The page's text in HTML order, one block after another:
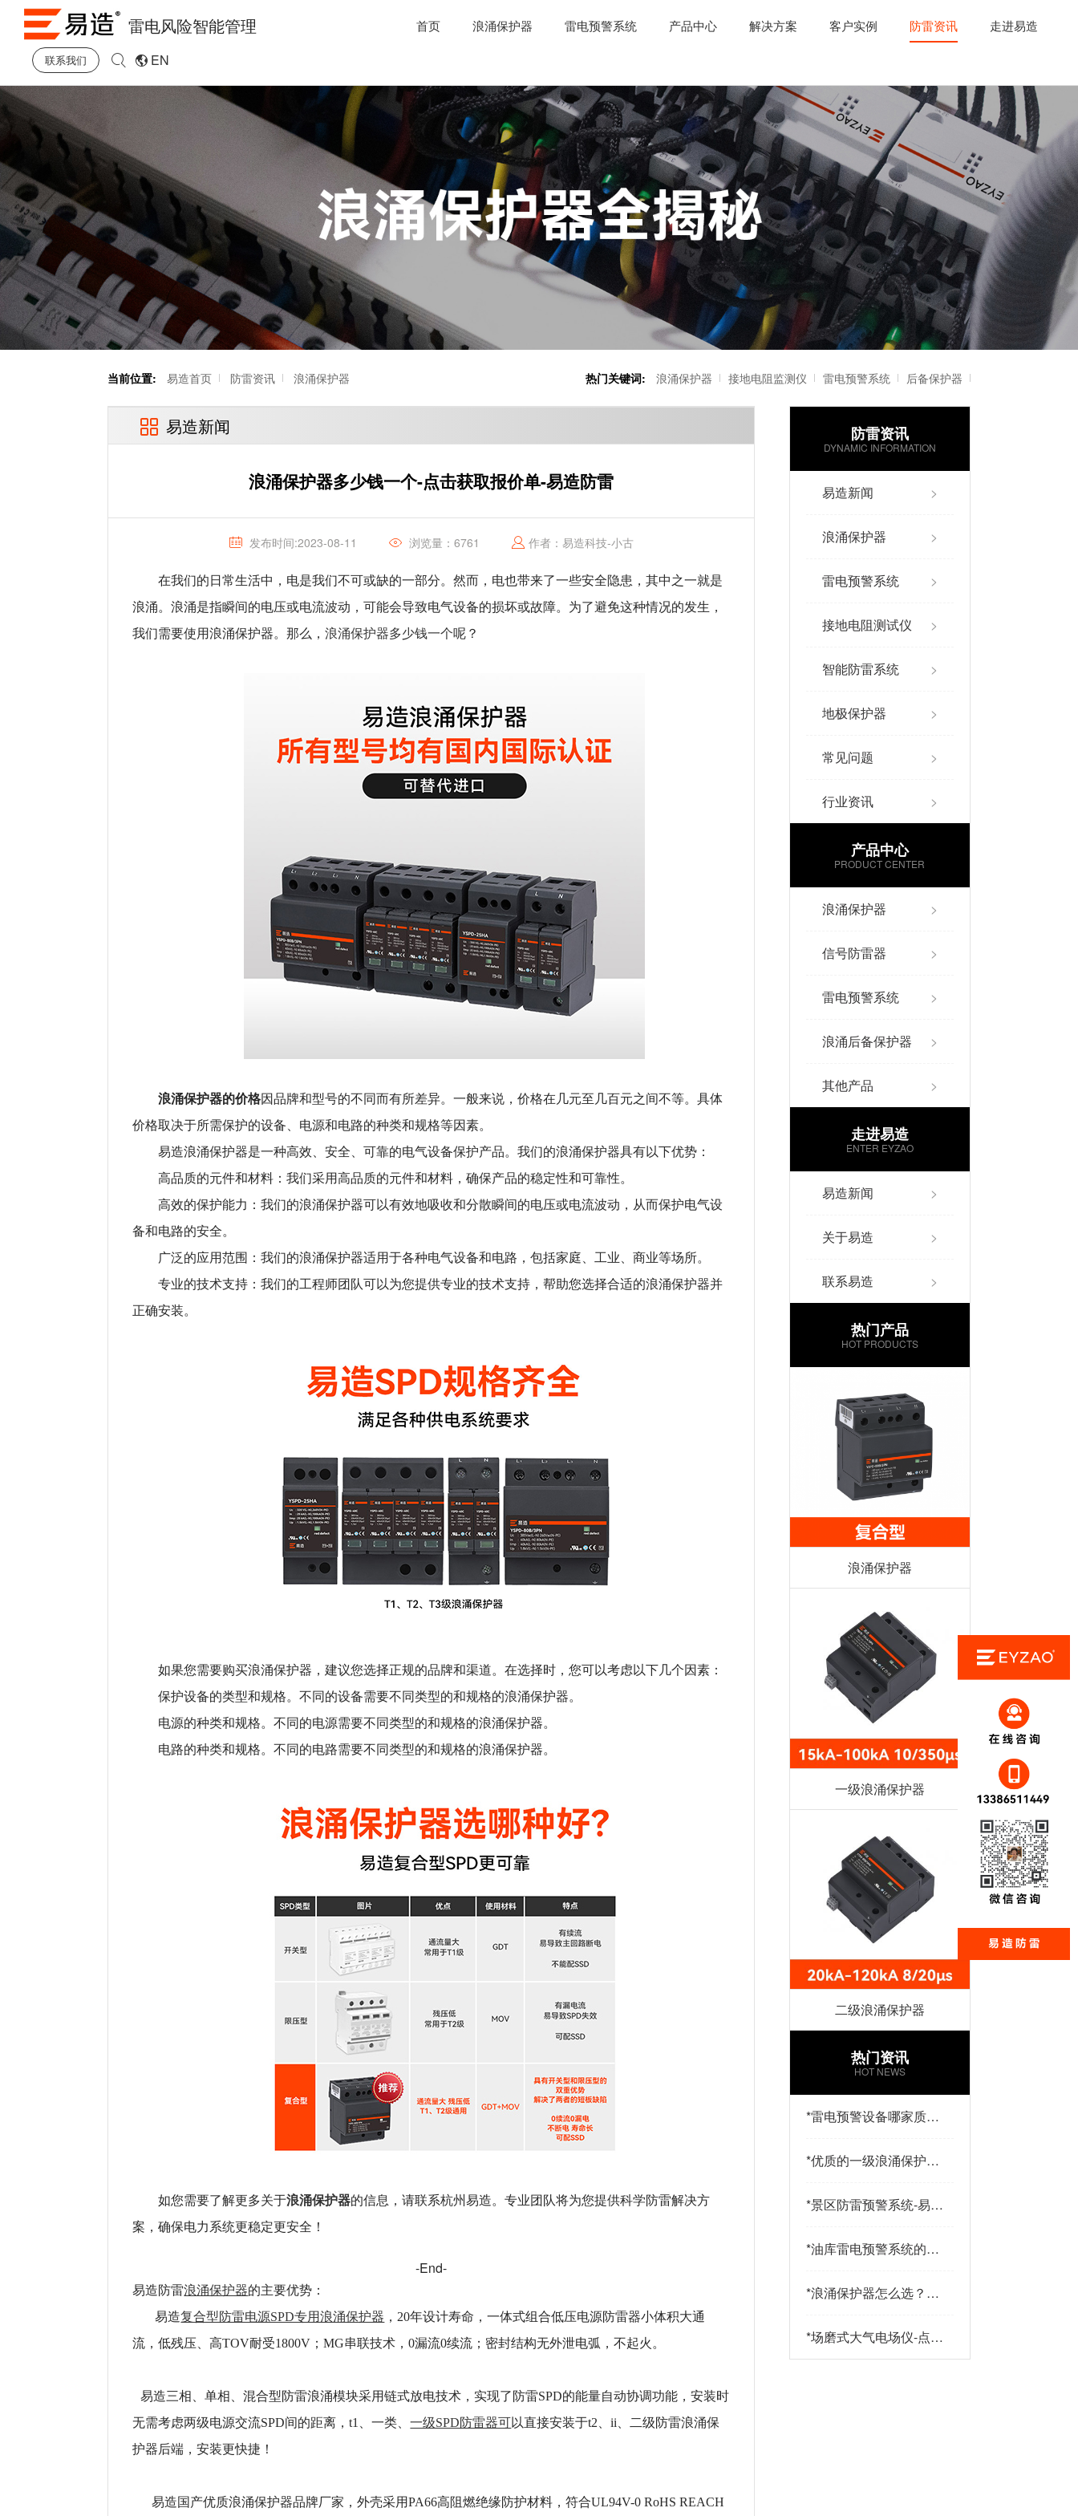
雷电风险智能管理 首页 浪涌保护器 雷电预警系统 产品中心 解决方案 客户实例 防雷资讯 走进易造
联系我们 EN
当前位置: 易造首页 防雷资讯 浪涌保护器 热门关键词: 浪涌保护器 接地电阻监测仪 雷电预警系统 后备保护器
雷电记录仪 智能防雷系统
易造新闻
浪涌保护器多少钱一个-点击获取报价单-易造防雷
发布时间:2023-08-11 浏览量：6761 作者：易造科技-小古
在我们的日常生活中，电是我们不可或缺的一部分。然而，电也带来了一些安全隐患，其中之一就是
浪涌。浪涌是指瞬间的电压或电流波动，可能会导致电气设备的损坏或故障。为了避免这种情况的发生，
我们需要使用浪涌保护器。那么，浪涌保护器多少钱一个呢？
浪涌保护器的价格因品牌和型号的不同而有所差异。一般来说，价格在几元至几百元之间不等。具体
价格取决于所需保护的设备、电源和电路的种类和规格等因素。
易造浪涌保护器是一种高效、安全、可靠的电气设备保护产品。我们的浪涌保护器具有以下优势：
高品质的元件和材料：我们采用高品质的元件和材料，确保产品的稳定性和可靠性。
高效的保护能力：我们的浪涌保护器可以有效地吸收和分散瞬间的电压或电流波动，从而保护电气设
备和电路的安全。
广泛的应用范围：我们的浪涌保护器适用于各种电气设备和电路，包括家庭、工业、商业等场所。
专业的技术支持：我们的工程师团队可以为您提供专业的技术支持，帮助您选择合适的浪涌保护器并
正确安装。
如果您需要购买浪涌保护器，建议您选择正规的品牌和渠道。在选择时，您可以考虑以下几个因素：
保护设备的类型和规格。不同的设备需要不同类型的和规格的浪涌保护器。
电源的种类和规格。不同的电源需要不同类型的和规格的浪涌保护器。
电路的种类和规格。不同的电路需要不同类型的和规格的浪涌保护器。
如您需要了解更多关于浪涌保护器的信息，请联系杭州易造。专业团队将为您提供科学防雷解决方
案，确保电力系统更稳定更安全！
-End-
易造防雷浪涌保护器的主要优势：
易造复合型防雷电源SPD专用浪涌保护器 ，20年设计寿命，一体式组合低压电源防雷器小体积大通
流，低残压、高TOV耐受1800V；MG串联技术，0漏流0续流；密封结构无外泄电弧，不起火。
易造三相、单相、混合型防雷浪涌模块采用链式放电技术，实现了防雷SPD的能量自动协调功能，安装时
无需考虑两级电源交流SPD间的距离，t1、一类、一级SPD防雷器可以直接安装于t2、ii、二级防雷浪涌保
护器后端，安装更快捷！
易造国产优质浪涌保护器品牌厂家，外壳采用PA66高阻燃绝缘防护材料，符合UL94V-0 RoHS REACH
防雷资讯
DYNAMIC INFORMATION
易造新闻 >
浪涌保护器 >
雷电预警系统 >
接地电阻测试仪 >
智能防雷系统 >
地极保护器 >
常见问题 >
行业资讯 >
产品中心
PRODUCT CENTER
浪涌保护器 >
信号防雷器 >
雷电预警系统 >
浪涌后备保护器 >
其他产品 >
走进易造
ENTER EYZAO
易造新闻 >
关于易造 >
联系易造 >
热门产品
HOT PRODUCTS
浪涌保护器
一级浪涌保护器
二级浪涌保护器
热门资讯
HOT NEWS
*雷电预警设备哪家质量
*优质的一级浪涌保护器
防雷
*景区防雷预警系统-易造
*油库雷电预警系统的传
看-易造
*浪涌保护器怎么选？三
策略助您精准选型-易造
*场磨式大气电场仪-点击
了解更多-易造